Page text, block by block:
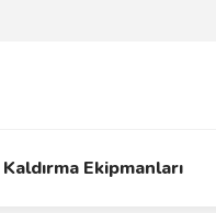
Kaldırma Ekipmanları